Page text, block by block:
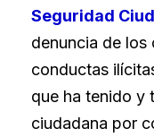
Seguridad
denuncia de los
conductas
que ha tenido y
ciudadana por